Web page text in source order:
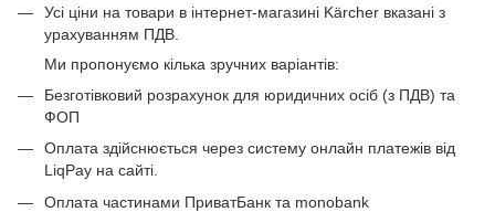
Усі ціни на товари в інтернет-магазині Kärcher вказані з
урахуванням ПДВ.
Ми пропонуємо кілька зручних варіантів:
Безготівковий розрахунок для юридичних осіб (з ПДВ) та
ФОП
Оплата здійснюється через систему онлайн платежів від
LiqPay на сайті.
Оплата частинами ПриватБанк та monobank